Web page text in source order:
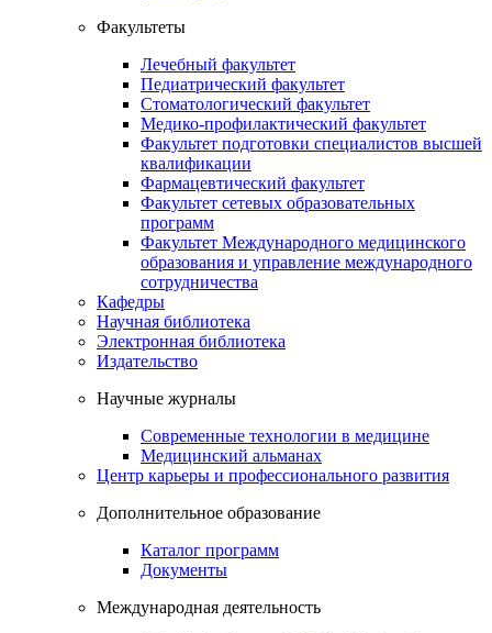
Факультеты
Лечебный факультет
Педиатрический факультет
Стоматологический факультет
Медико-профилактический факультет
Факультет подготовки специалистов высшей
квалификации
Фармацевтический факультет
Факультет сетевых образовательных
программ
Факультет Международного медицинского
образования и управление международного
сотрудничества
Кафедры
Научная библиотека
Электронная библиотека
Издательство
Научные журналы
Современные технологии в медицине
Медицинский альманах
Центр карьеры и профессионального развития
Дополнительное образование
Каталог программ
Документы
Международная деятельность